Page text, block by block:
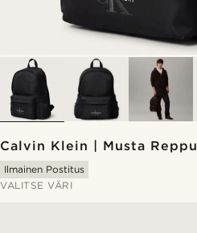
Calvin Klein | Musta Reppu
Ilmainen Postitus
VALITSE VÄRI